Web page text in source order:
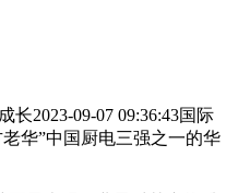
2023-09-07 09:36:43国际
华”中国厨电三强之一的华